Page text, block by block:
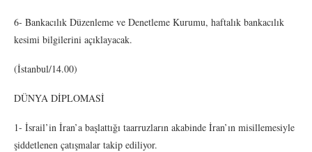
6- Bankacılık Düzenleme ve Denetleme Kurumu, haftalık bankacılık
kesimi bilgilerini açıklayacak.
(İstanbul/14.00)
DÜNYA DİPLOMASİ
1- İsrail’in İran’a başlattığı taarruzların akabinde İran’ın misillemesiyle
şiddetlenen çatışmalar takip ediliyor.